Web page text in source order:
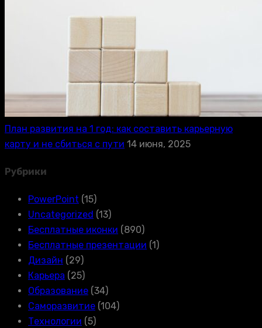
План развития на 1 год: как составить карьерную
карту и не сбиться с пути 14 июня, 2025
Рубрики
PowerPoint (15)
Uncategorized (13)
Бесплатные иконки (890)
Бесплатные презентации (1)
Дизайн (29)
Карьера (25)
Образование (34)
Саморазвитие (104)
Технологии (5)